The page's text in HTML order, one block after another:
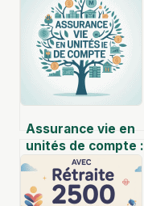
Assurance vie en
unités de compte :
fonctionnement,
risques et bonnes
pratiques